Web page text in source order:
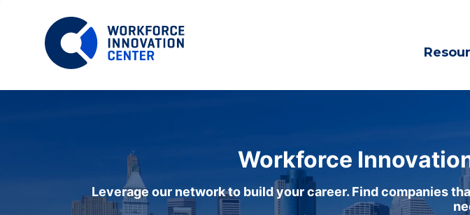
Workforce
Leverage our network to build your career. Find companies